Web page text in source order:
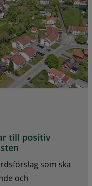
till positiv
som ska
och